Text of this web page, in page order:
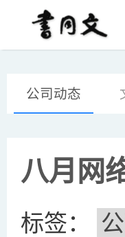
公司动态
八月网
标签：